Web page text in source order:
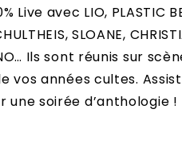
avec LIO, PLASTIC
SLOANE,
Ils sont réunis sur
vos années cultes.
une soirée d’anthologie !